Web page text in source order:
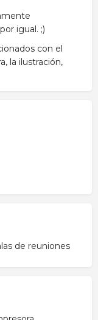
igual. ;)
con el
la ilustración,
de reuniones